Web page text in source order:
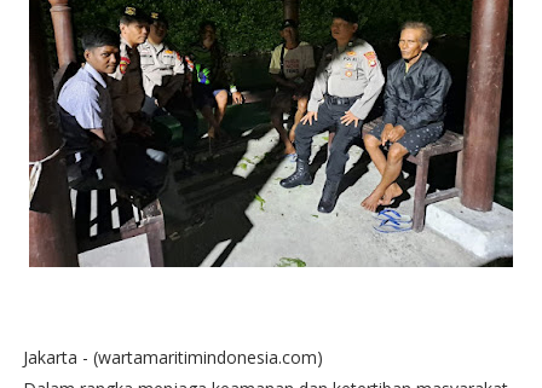
Jakarta - (wartamaritimindonesia.com)